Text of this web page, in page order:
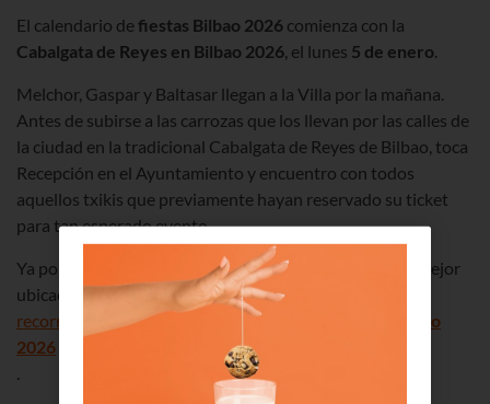
El calendario defiestas Bilbao 2026 comienza con la
Cabalgata de Reyes en Bilbao 2026, el lunes 5 de enero.
Melchor, Gaspar y Baltasar llegan a la Villa por la mañana.
Antes de subirse a las carrozas que los llevan por las calles de
la ciudad en la tradicional Cabalgata de Reyes de Bilbao, toca
Recepción en el Ayuntamiento y encuentro con todos
aquellos txikis que previamente hayan reservado su ticket
para tan esperado evento.
Ya por la tarde, para no perderte nada y acertar con la mejor
ubicación, revisa nuestro post con el
recorrido y el horario de la
Cabalgata de Reyes de Bilbao
2026
.